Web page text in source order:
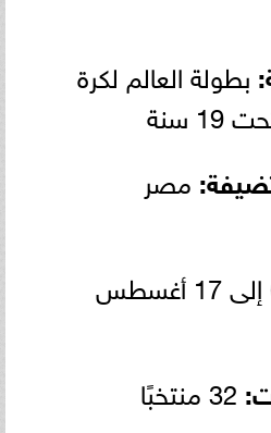
بطولة العالم لكرة
سنة
مصر
من 6 إلى 17 أغسطس